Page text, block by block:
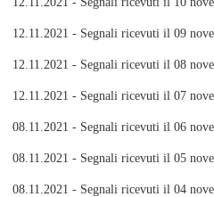
12.11.2021 - Segnali ricevuti il 09
12.11.2021 - Segnali ricevuti il 08
12.11.2021 - Segnali ricevuti il 07
08.11.2021 - Segnali ricevuti il 06
08.11.2021 - Segnali ricevuti il 05
08.11.2021 - Segnali ricevuti il 04